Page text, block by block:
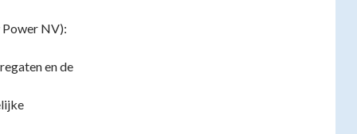
Power NV):
en de